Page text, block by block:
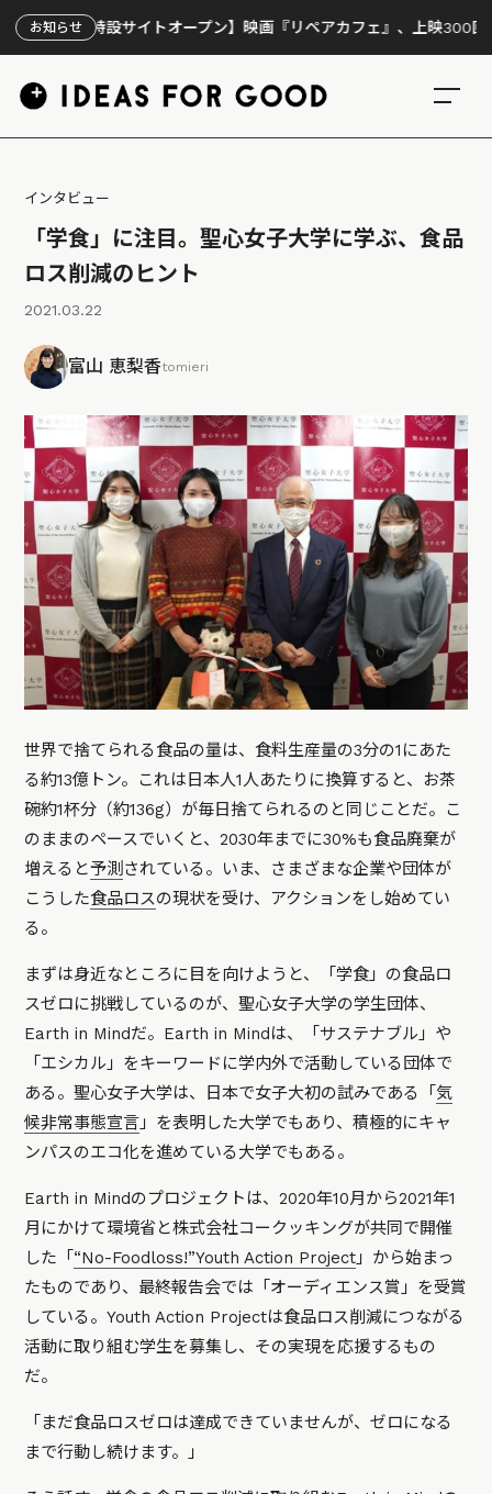
お知らせ
サイトオープン】映画『リペアカフェ』、上映300回の先で見えてき
インタビュー
「学食」に注目。聖心女子大学に学ぶ、食品
ロス削減のヒント
2021.03.22
富山 恵梨香tomieri
世界で捨てられる食品の量は、食料生産量の3分の1にあた
る約13億トン。これは日本人1人あたりに換算すると、お茶
碗約1杯分（約136g）が毎日捨てられるのと同じことだ。こ
のままのペースでいくと、2030年までに30%も食品廃棄が
増えると予測 されている。いま、さまざまな企業や団体が
こうした食品ロスの現状を受け、アクションをし始めてい
る。
まずは身近なところに目を向けようと、「学食」の食品ロ
スゼロに挑戦しているのが、聖心女子大学の学生団体、
Earth in Mindだ。Earth in Mindは、「サステナブル」や
「エシカル」をキーワードに学内外で活動している団体で
ある。聖心女子大学は、日本で女子大初の試みである「気
候非常事態宣言 」を表明した大学でもあり、積極的にキャ
ンパスのエコ化を進めている大学でもある。
Earth in Mindのプロジェクトは、2020年10月から2021年1
月にかけて環境省と株式会社コークッキングが共同で開催
した「 “No-Foodloss!”Youth Action Project 」から始まっ
たものであり、最終報告会では「オーディエンス賞」を受賞
している。Youth Action Projectは食品ロス削減につながる
活動に取り組む学生を募集し、その実現を応援するもの
だ。
「まだ食品ロスゼロは達成できていませんが、ゼロになる
まで行動し続けます。」